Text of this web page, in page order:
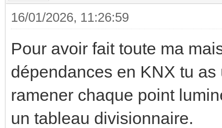
16/01/2026, 11:26:59
Pour avoir fait toute ma
dépendances en KNX tu
ramener chaque point
un tableau divisionnaire.